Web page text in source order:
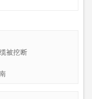
被挖断